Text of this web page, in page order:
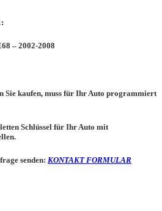
– 2002-2008
Sie kaufen, muss für Ihr Auto programmiert
Schlüssel für Ihr Auto mit
senden: KONTAKT FORMULAR